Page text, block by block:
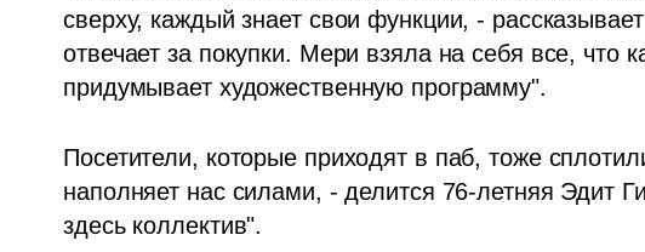
сверху, каждый знает свои функции, -
отвечает за покупки. Мери взяла на себя все, что
придумывает художественную программу".
Посетители, которые приходят в паб, тоже
наполняет нас силами, - делится 76-летняя Эдит
здесь коллектив".